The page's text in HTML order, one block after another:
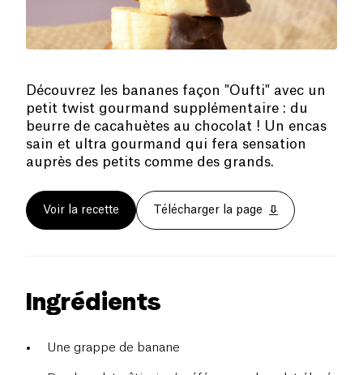
Découvrez les bananes façon "Oufti" avec un
petit twist gourmand supplémentaire : du
beurre de cacahuètes au chocolat ! Un encas
sain et ultra gourmand qui fera sensation
auprès des petits comme des grands.
Voir la recette Télécharger la page
Ingrédients
Une grappe de banane